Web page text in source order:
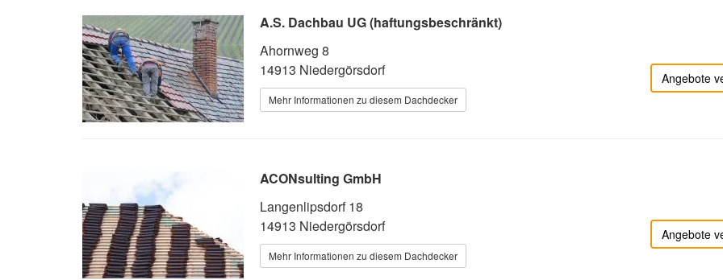
A.S. Dachbau UG (haftungsbeschränkt)
Ahornweg 8
14913 Niedergörsdorf
Mehr Informationen zu diesem Dachdecker
Angebote
ACONsulting GmbH
Langenlipsdorf 18
14913 Niedergörsdorf
Mehr Informationen zu diesem Dachdecker
Angebote